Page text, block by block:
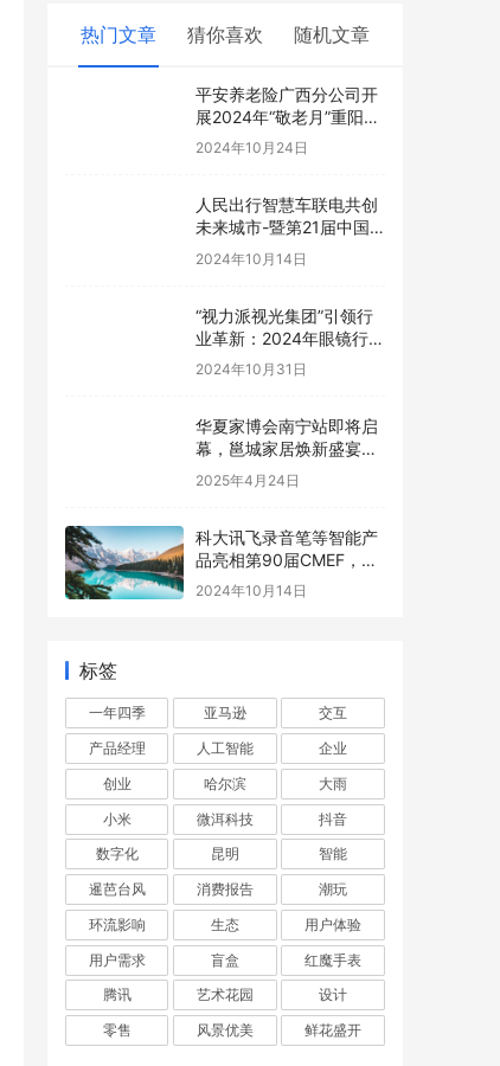
热门文章 猜你喜欢 随机文章
平安养老险广西分公司开
展2024年“敬老月”重阳节
主题活动
2024年10月24日
人民出行智慧车联电共创
未来城市-暨第21届中国-
东盟博览会
2024年10月14日
“视力派视光集团”引领行
业革新：2024年眼镜行业
转型新视光研讨会即将在
南宁盛大开幕
2024年10月31日
华夏家博会南宁站即将启
幕，邕城家居焕新盛宴来
袭
2025年4月24日
科大讯飞录音笔等智能产
品亮相第90届CMEF，开
启AI赋能万物新篇章
2024年10月14日
标签
一年四季 亚马逊
交互
产品经理
人工智能
企业
创业
哈尔滨
大雨
小米
微洱科技
抖音
数字化
昆明
智能
暹芭台风
消费报告
潮玩
环流影响
生态
用户体验
用户需求
盲盒
红魔手表
腾讯
艺术花园
设计
零售
风景优美 鲜花盛开